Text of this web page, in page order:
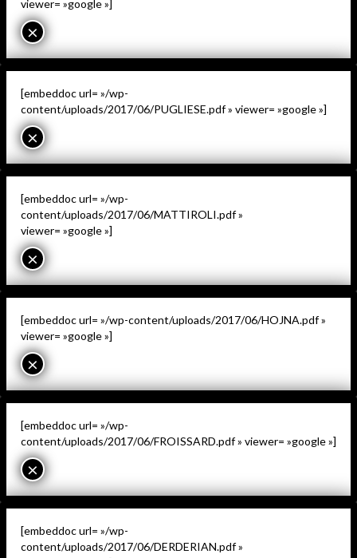
viewer= »google »]
×
[embeddoc url= »/wp-
content/uploads/2017/06/PUGLIESE.pdf » viewer= »google »]
×
[embeddoc url= »/wp-
content/uploads/2017/06/MATTIROLI.pdf »
viewer= »google »]
×
[embeddoc url= »/wp-content/uploads/2017/06/HOJNA.pdf »
viewer= »google »]
×
[embeddoc url= »/wp-
content/uploads/2017/06/FROISSARD.pdf » viewer= »google »]
×
[embeddoc url= »/wp-
content/uploads/2017/06/DERDERIAN.pdf »